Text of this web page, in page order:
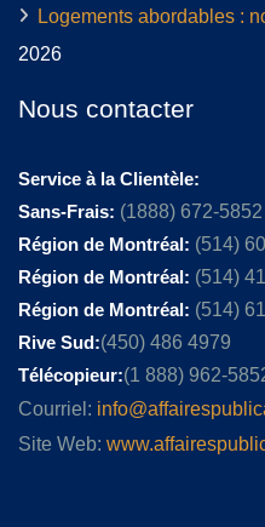
Logements abordables :
2026
Nous contacter
Service à la Clientèle:
Sans-Frais: (1888) 672-5852
Région de Montréal: (514)
Région de Montréal: (514)
Région de Montréal: (514)
Rive Sud:(450) 486 4979
Télécopieur:(1 888) 962-
Courriel:
Site Web: